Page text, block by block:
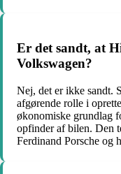
Er det sandt, at
Volkswagen?
Nej, det er ikke sandt.
afgørende rolle i
økonomiske grundlag
opfinder af bilen. Den
Ferdinand Porsche og